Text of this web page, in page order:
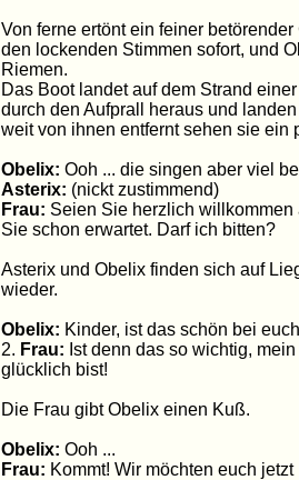
Von ferne ertönt ein feiner
den lockenden Stimmen sofort, und
Riemen.
Das Boot landet auf dem Strand
durch den Aufprall heraus und
weit von ihnen entfernt sehen sie ein
Obelix: Ooh ... die singen aber viel
Asterix: (nickt zustimmend)
Frau: Seien Sie herzlich
Sie schon erwartet. Darf ich bitten?
Asterix und Obelix finden sich auf
wieder.
Obelix: Kinder, ist das schön bei
2. Frau: Ist denn das so wichtig,
glücklich bist!
Die Frau gibt Obelix einen Kuß.
Obelix: Ooh ...
Frau: Kommt! Wir möchten euch